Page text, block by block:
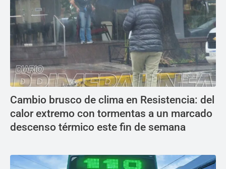
Cambio brusco de clima en Resistencia: del
calor extremo con tormentas a un marcado
descenso térmico este fin de semana